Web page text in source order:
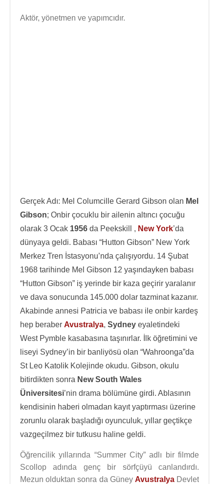
Aktör, yönetmen ve yapımcıdır.
Gerçek Adı: Mel Columcille Gerard Gibson olan Mel
Gibson; Onbir çocuklu bir ailenin altıncı çocuğu
olarak 3 Ocak 1956 da Peekskill , New York’da
dünyaya geldi. Babası “Hutton Gibson” New York
Merkez Tren İstasyonu’nda çalışıyordu. 14 Şubat
1968 tarihinde Mel Gibson 12 yaşındayken babası
“Hutton Gibson” iş yerinde bir kaza geçirir yaralanır
ve dava sonucunda 145.000 dolar tazminat kazanır.
Akabinde annesi Patricia ve babası ile onbir kardeş
hep beraber Avustralya, Sydney eyaletindeki
West Pymble kasabasına taşınırlar. İlk öğretimini ve
liseyi Sydney’in bir banliyösü olan “Wahroonga”da
St Leo Katolik Kolejinde okudu. Gibson, okulu
bitirdikten sonra New South Wales
Üniversitesi’nin drama bölümüne girdi. Ablasının
kendisinin haberi olmadan kayıt yaptırması üzerine
zorunlu olarak başladığı oyunculuk, yıllar geçtikçe
vazgeçilmez bir tutkusu haline geldi.
Öğrencilik yıllarında “Summer City” adlı bir filmde
Scollop adında genç bir sörfçüyü canlandırdı.
Mezun olduktan sonra da Güney AvustralyaDevlet